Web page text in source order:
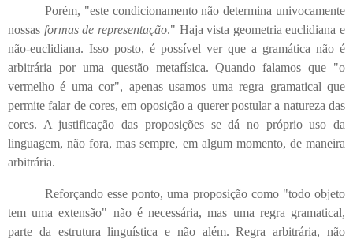
Porém, "este condicionamento não determina univocamente
nossas formas de representação." Haja vista geometria euclidiana e
não-euclidiana. Isso posto, é possível ver que a gramática não é
arbitrária por uma questão metafísica. Quando falamos que "o
vermelho é uma cor", apenas usamos uma regra gramatical que
permite falar de cores, em oposição a querer postular a natureza das
cores. A justificação das proposições se dá no próprio uso da
linguagem, não fora, mas sempre, em algum momento, de maneira
arbitrária.
Reforçando esse ponto, uma proposição como "todo objeto
tem uma extensão" não é necessária, mas uma regra gramatical,
parte da estrutura linguística e não além. Regra arbitrária, não